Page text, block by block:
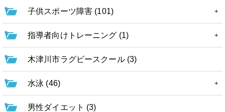
子供スポーツ障害 (101)
指導者向けトレーニング (1)
木津川市ラグビースクール (3)
水泳 (46)
男性ダイエット (3)